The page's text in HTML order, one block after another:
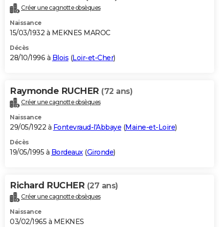
Créer une cagnotte obsèques
Naissance
15/03/1932 à MEKNES MAROC
Décès
28/10/1996 à Blois (Loir-et-Cher)
Raymonde RUCHER (72 ans)
Créer une cagnotte obsèques
Naissance
29/05/1922 à Fontevraud-l'Abbaye (Maine-et-Loire)
Décès
19/05/1995 à Bordeaux(Gironde)
Richard RUCHER (27 ans)
Créer une cagnotte obsèques
Naissance
03/02/1965 à MEKNES